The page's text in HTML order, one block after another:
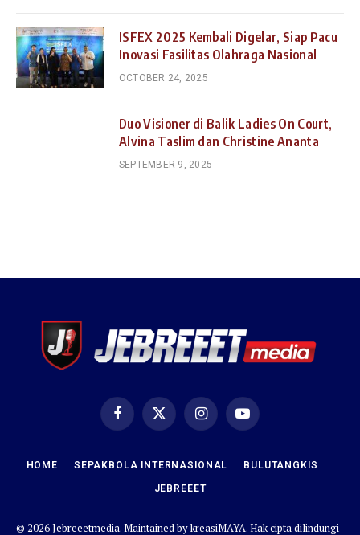
ISFEX 2025 Kembali Digelar, Siap Pacu
Inovasi Fasilitas Olahraga Nasional
OCTOBER 24, 2025
Duo Visioner di Balik Ladies On Court,
Alvina Taslim dan Christine Ananta
SEPTEMBER 9, 2025
FacebookX
(Twitter)
InstagramYouTube
HOME SEPAKBOLA INTERNASIONAL BULUTANGKIS
JEBREEET
© 2026 Jebreeetmedia. Maintained bykreasiMAYA. Hak cipta dilindungi